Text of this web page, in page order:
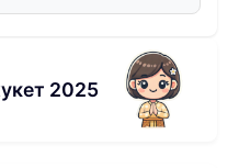
2025